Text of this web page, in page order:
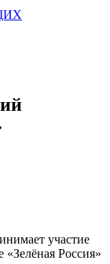
участие
«Зелёная Россия»